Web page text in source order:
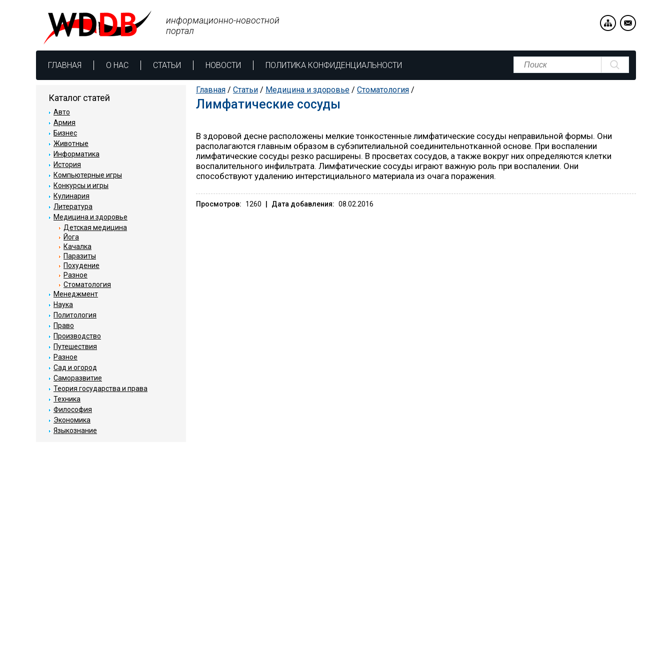
ГЛАВНАЯ О НАС СТАТЬИ НОВОСТИ ПОЛИТИКА КОНФИДЕНЦИАЛЬНОСТИ
информационно-новостной
портал
Главная / Статьи / Медицина и здоровье / Стоматология /
Лимфатические сосуды
В здоровой десне расположены мелкие тонкостенные лимфатические сосуды неправильной формы. Они
располагаются главным образом в субэпителиальной соединительнотканной основе. При воспалении
лимфатические сосуды резко расширены. В просветах сосудов, а также вокруг них определяются клетки
воспалительного инфильтрата. Лимфатические сосуды играют важную роль при воспалении. Они
способствуют удалению интерстициального материала из очага поражения.
Просмотров: 1260 Дата добавления: 08.02.2016
Каталог статей
Авто
Армия
Бизнес
Животные
Информатика
История
Компьютерные игры
Конкурсы и игры
Кулинария
Литература
Медицина и здоровье
Детская медицина
Йога
Качалка
Паразиты
Похудение
Разное
Стоматология
Менеджмент
Наука
Политология
Право
Производство
Путешествия
Разное
Сад и огород
Саморазвитие
Теория государства и права
Техника
Философия
Экономика
Языкознание